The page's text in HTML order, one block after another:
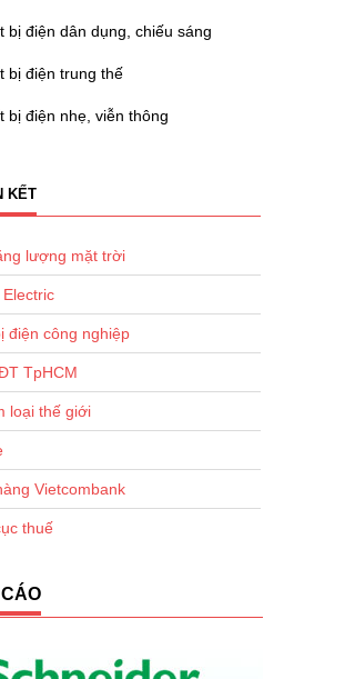
bị điện dân dụng, chiếu sáng
bị điện trung thế
bị điện nhẹ, viễn thông
KẾT
lượng mặt trời
Electric
điện công nghiệp
TpHCM
loại thế giới
Vietcombank
thuế